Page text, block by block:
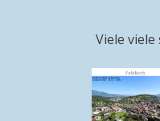
Viele viele